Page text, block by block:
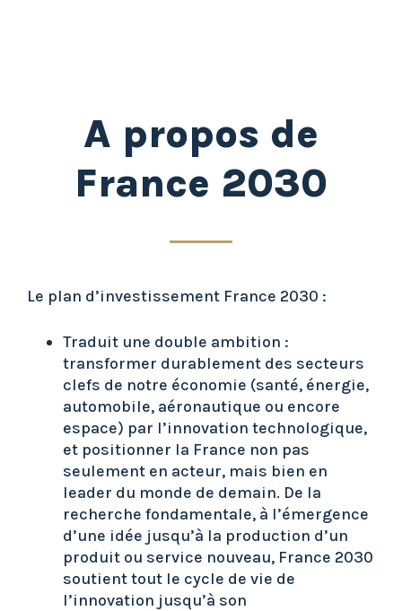
A propos de
France 2030
Le plan d’investissement France 2030 :
Traduit une double ambition :
transformer durablement des secteurs
clefs de notre économie (santé, énergie,
automobile, aéronautique ou encore
espace) par l’innovation technologique,
et positionner la France non pas
seulement en acteur, mais bien en
leader du monde de demain. De la
recherche fondamentale, à l’émergence
d’une idée jusqu’à la production d’un
produit ou service nouveau, France 2030
soutient tout le cycle de vie de
l’innovation jusqu’à son